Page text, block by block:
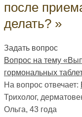
после
делать? »
Задать вопрос
Вопрос на тему
гормональных
На вопрос отвечает:
Трихолог,
Ольга, 43 года